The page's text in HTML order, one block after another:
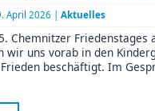
April 2026 | Aktuelles
Chemnitzer Friedenstages
wir uns vorab in den
beschäftigt. Im